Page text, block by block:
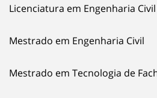
Licenciatura em Engenharia Civil
Mestrado em Engenharia Civil
Mestrado em Tecnologia de